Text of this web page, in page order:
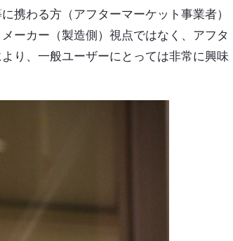
携わる方（アフターマーケット事業者）
ーカー（製造側）視点ではなく、アフタ
り、一般ユーザーにとっては非常に興味